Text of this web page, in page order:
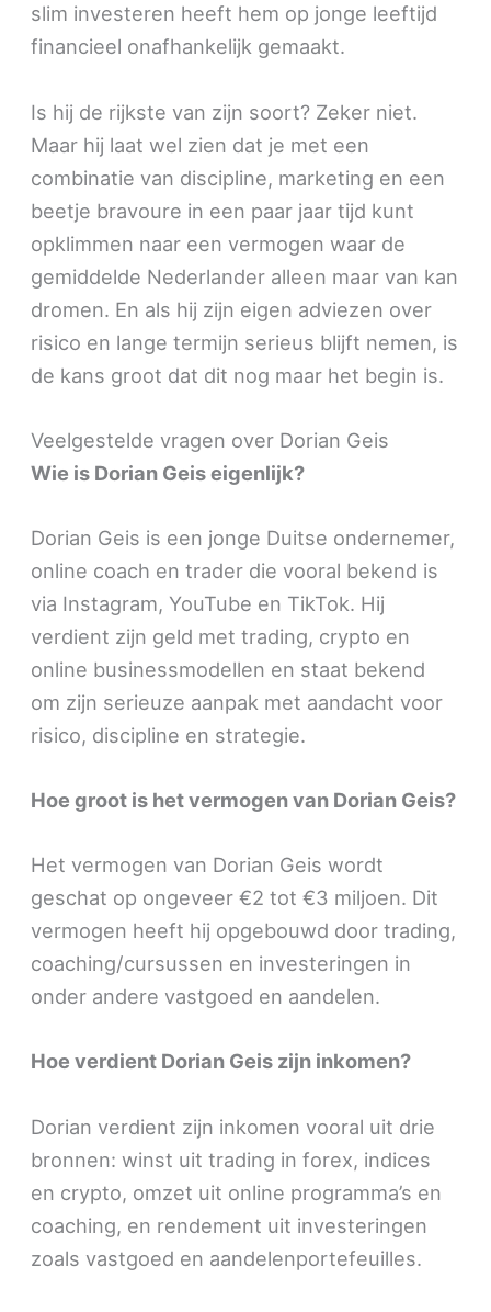
slim investeren heeft hem op jonge leeftijd
financieel onafhankelijk gemaakt.
Is hij de rijkste van zijn soort? Zeker niet.
Maar hij laat wel zien dat je met een
combinatie van discipline, marketing en een
beetje bravoure in een paar jaar tijd kunt
opklimmen naar een vermogen waar de
gemiddelde Nederlander alleen maar van kan
dromen. En als hij zijn eigen adviezen over
risico en lange termijn serieus blijft nemen, is
de kans groot dat dit nog maar het begin is.
Veelgestelde vragen over Dorian Geis
Wie is Dorian Geis eigenlijk?
Dorian Geis is een jonge Duitse ondernemer,
online coach en trader die vooral bekend is
via Instagram, YouTube en TikTok. Hij
verdient zijn geld met trading, crypto en
online businessmodellen en staat bekend
om zijn serieuze aanpak met aandacht voor
risico, discipline en strategie.
Hoe groot is het vermogen van Dorian Geis?
Het vermogen van Dorian Geis wordt
geschat op ongeveer €2 tot €3 miljoen. Dit
vermogen heeft hij opgebouwd door trading,
coaching/cursussen en investeringen in
onder andere vastgoed en aandelen.
Hoe verdient Dorian Geis zijn inkomen?
Dorian verdient zijn inkomen vooral uit drie
bronnen: winst uit trading in forex, indices
en crypto, omzet uit online programma’s en
coaching, en rendement uit investeringen
zoals vastgoed en aandelenportefeuilles.